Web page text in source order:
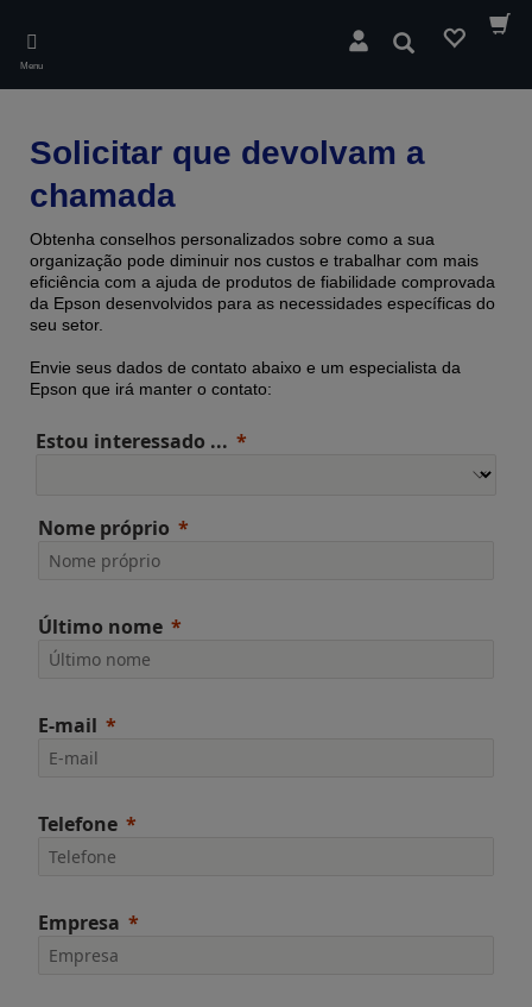
main
content
Menu
Pesquisar
Solicitar que devolvam a
chamada
Obtenha conselhos personalizados sobre como a sua
organização pode diminuir nos custos e trabalhar com mais
eficiência com a ajuda de produtos de fiabilidade comprovada ​​
da Epson desenvolvidos para as necessidades específicas do
seu setor.
Envie seus dados de contato abaixo e um especialista da
Epson que irá manter o contato:
Estou interessado ...
Nome próprio
Último nome
E-mail
Telefone
Empresa